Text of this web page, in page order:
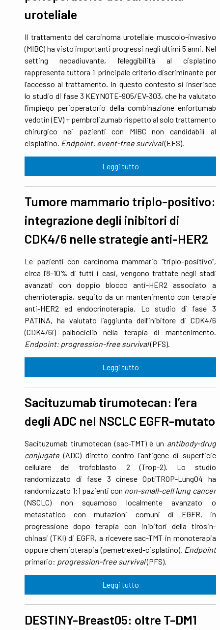
uroteliale
Il trattamento del carcinoma uroteliale muscolo-invasivo
(MIBC) ha visto importanti progressi negli ultimi 5 anni. Nel
setting neoadiuvante, l’eleggibilità al cisplatino
rappresenta tuttora il principale criterio discriminante per
l’accesso al trattamento. In questo contesto si inserisce
lo studio di fase 3 KEYNOTE-905/EV-303, che ha valutato
l’impiego perioperatorio della combinazione enfortumab
vedotin (EV) + pembrolizumab rispetto al solo trattamento
chirurgico nei pazienti con MIBC non candidabili al
cisplatino. Endpoint: event-free survival(EFS).
Leggi tutto
Tumore mammario triplo-positivo:
integrazione degli inibitori di
CDK4/6 nelle strategie anti-HER2
Le pazienti con carcinoma mammario “triplo-positivo”,
circa l’8–10% di tutti i casi, vengono trattate negli stadi
avanzati con doppio blocco anti-HER2 associato a
chemioterapia, seguito da un mantenimento con terapie
anti-HER2 ed endocrinoterapia. Lo studio di fase 3
PATINA, ha valutato l’aggiunta dell’inibitore di CDK4/6
(CDK4/6i) palbociclib nella terapia di mantenimento.
Endpoint: progression-free survival(PFS).
Leggi tutto
Sacituzumab tirumotecan: l’era
degli ADC nel NSCLC EGFR-mutato
Sacituzumab tirumotecan (sac-TMT) è un antibody-drug
conjugate (ADC) diretto contro l’antigene di superficie
cellulare del trofoblasto 2 (Trop-2). Lo studio
randomizzato di fase 3 cinese OptiTROP-Lung04 ha
randomizzato 1:1 pazienti con non-small-cell lung cancer
(NSCLC) non squamoso localmente avanzato o
metastatico con mutazioni comuni di EGFR, in
progressione dopo terapia con inibitori della tirosin-
chinasi (TKI) di EGFR, a ricevere sac-TMT in monoterapia
oppure chemioterapia (pemetrexed-cisplatino). Endpoint
primario: progression-free survival(PFS).
Leggi tutto
DESTINY-Breast05: oltre T-DM1